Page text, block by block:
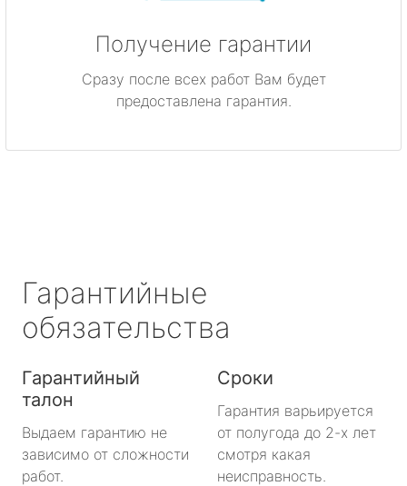
Получение гарантии
Сразу после всех работ Вам будет
предоставлена гарантия.
Гарантийные
обязательства
Гарантийный
талон
Выдаем гарантию не
зависимо от сложности
работ.
Сроки
Гарантия варьируется
от полугода до 2-х лет
смотря какая
неисправность.